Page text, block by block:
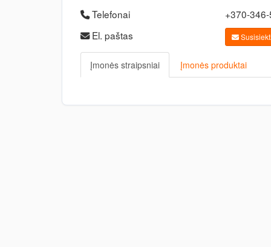
Telefonai
+370-
El. paštas
Įmonės straipsniai Įmonės produktai